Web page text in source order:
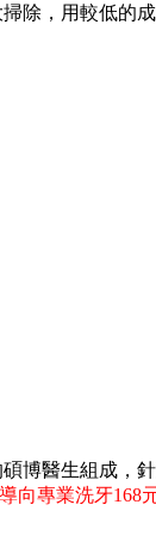
，用較低的
博醫生組成，
向專業洗牙168